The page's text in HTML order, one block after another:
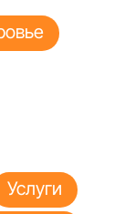
Услуги